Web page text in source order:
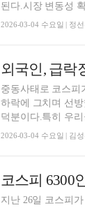
된다.시장 변동성
2026-03-04 수요일 | 정
중동사태로 코스피
하락에 그치며 선
덕분이다.특히 우
2026-03-04 수요일 | 김
지난 26일 코스피